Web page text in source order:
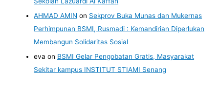
AHMAD AMIN on Sekprov Buka Munas dan Mukernas
Perhimpunan BSMI, Rusmadi : Kemandirian Diperlukan
Membangun Solidaritas Sosial
eva on BSMI Gelar Pengobatan Gratis, Masyarakat
Sekitar kampus INSTITUT STIAMI Senang